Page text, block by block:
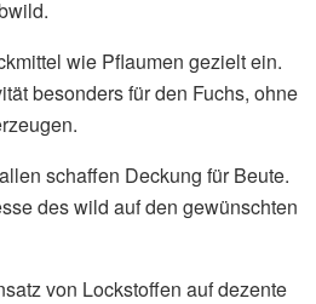
wie Pflaumen gezielt ein.
besonders für den Fuchs, ohne
schaffen Deckung für Beute.
des wild auf den gewünschten
von Lockstoffen auf dezente